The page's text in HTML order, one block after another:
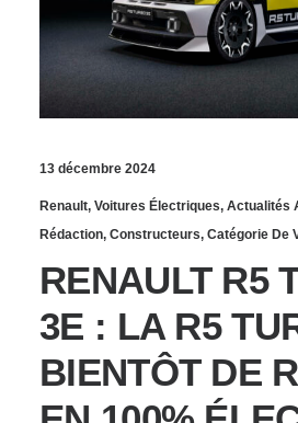
13 décembre 2024
Renault, Voitures Électriques, Actualités
Rédaction, Constructeurs, Catégorie De
RENAULT R5
3E : LA R5
BIENTÔT DE